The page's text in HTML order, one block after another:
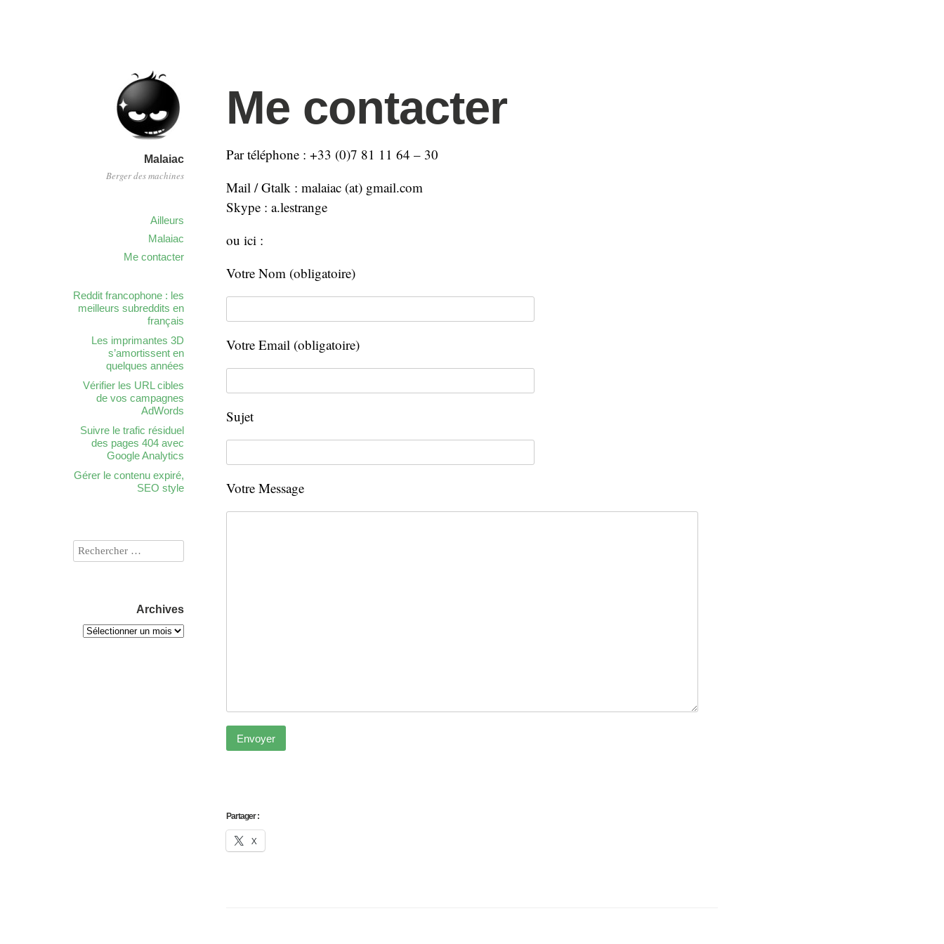
Malaiac
Berger des machines
Ailleurs
Malaiac
Me contacter
Me contacter
Par téléphone : +33 (0)7 81 11 64 – 30
Mail / Gtalk : malaiac (at) gmail.com
Skype : a.lestrange
ou ici :
Votre Nom (obligatoire)
Votre Email (obligatoire)
Sujet
Votre Message
Partager :
X
Reddit francophone : les
meilleurs subreddits en
français
Les imprimantes 3D
s’amortissent en
quelques années
Vérifier les URL cibles
de vos campagnes
AdWords
Suivre le trafic résiduel
des pages 404 avec
Google Analytics
Gérer le contenu expiré,
SEO style
Archives